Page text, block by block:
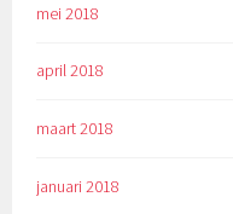
mei 2018
april 2018
maart 2018
januari 2018